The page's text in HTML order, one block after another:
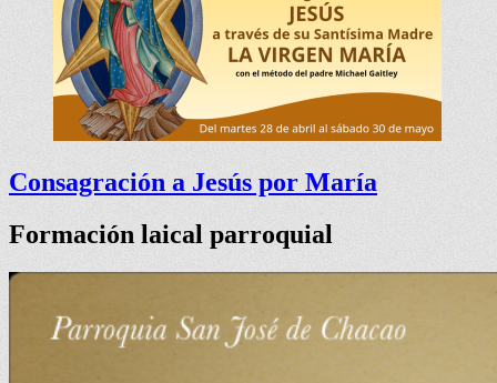
Consagración a Jesús por María
Formación laical parroquial